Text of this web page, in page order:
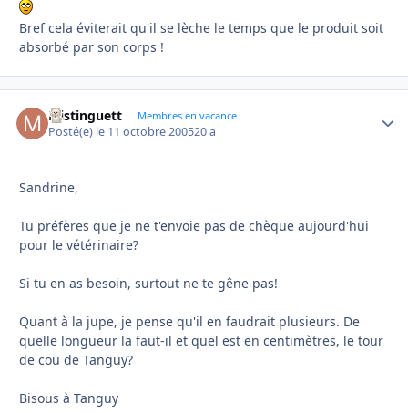
Bref cela éviterait qu'il se lèche le temps que le produit soit
absorbé par son corps !
Mistinguett Membres en vacance
Posté(e) le 11 octobre 200520 a
Sandrine,
Tu préfères que je ne t'envoie pas de chèque aujourd'hui
pour le vétérinaire?
Si tu en as besoin, surtout ne te gêne pas!
Quant à la jupe, je pense qu'il en faudrait plusieurs. De
quelle longueur la faut-il et quel est en centimètres, le tour
de cou de Tanguy?
Bisous à Tanguy